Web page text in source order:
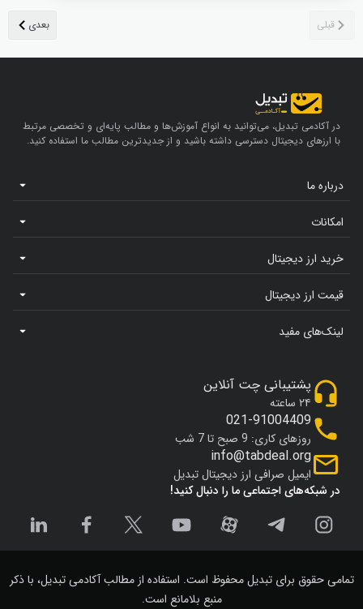
در آکادمی تبدیل، می‌توانید به انواع آموزش‌ها و مطالب پایه‌ای و تخصصی مرتبط
با ارزهای دیجیتال دسترسی داشته باشید و از جدیدترین مطالب ما استفاده کنید.
درباره ما
امکانات
خرید ارز دیجیتال
قیمت ارز دیجیتال
لینک‌های مفید
در شبکه‌های اجتماعی ما را دنبال کنید!
پشتیبانی چت آنلاین
۲۴ ساعته
021-91004409
روزهای کاری: 9 صبح تا 7 شب
info@tabdeal.org
ایمیل صرافی ارز دیجیتال تبدیل
تمامی حقوق برای تبدیل محفوظ است. استفاده از مطالب آکادمی تبدیل، با ذکر
منبع بلامانع است.